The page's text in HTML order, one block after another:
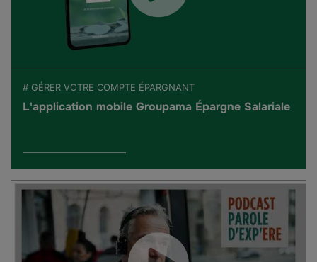
# GÉRER VOTRE COMPTE ÉPARGNANT
L'application mobile Groupama Épargne Salariale